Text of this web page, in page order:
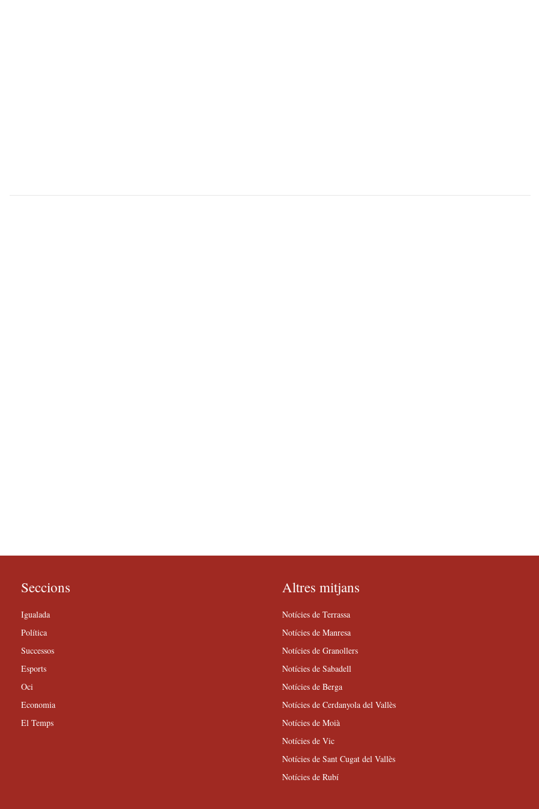
Seccions
Igualada
Política
Successos
Esports
Oci
Economia
El Temps
Altres mitjans
Notícies de Terrassa
Notícies de Manresa
Notícies de Granollers
Notícies de Sabadell
Notícies de Berga
Notícies de Cerdanyola del Vallès
Notícies de Moià
Notícies de Vic
Notícies de Sant Cugat del Vallès
Notícies de Rubí